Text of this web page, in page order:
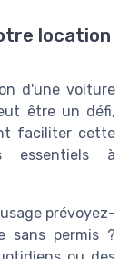
location
d'une voiture
être un défi,
faciliter cette
essentiels à
prévoyez-
sans permis ?